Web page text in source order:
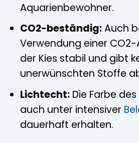
Aquarienbewohner.
CO2-beständig:Auch
Verwendung einer
der Kies stabil und gibt
unerwünschten Stoffe
Lichtecht:Die Farbe
auch unter intensiver
dauerhaft erhalten.